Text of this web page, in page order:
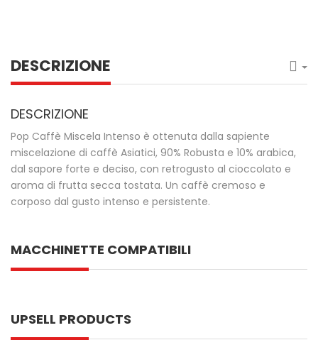
DESCRIZIONE
DESCRIZIONE
Pop Caffè Miscela Intenso è ottenuta dalla sapiente
miscelazione di caffè Asiatici, 90% Robusta e 10% arabica,
dal sapore forte e deciso, con retrogusto al cioccolato e
aroma di frutta secca tostata. Un caffè cremoso e
corposo dal gusto intenso e persistente.
MACCHINETTE COMPATIBILI
UPSELL PRODUCTS